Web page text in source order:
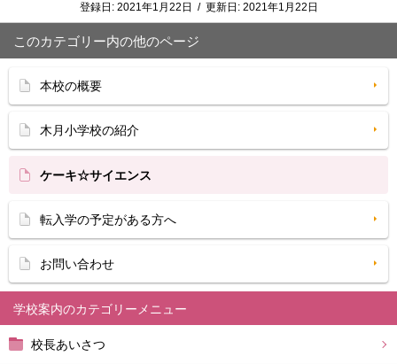
学校案内
校長あいさつ
登録日: 2021年1月22日 / 更新日: 2021年1月22日
このカテゴリー内の他のページ
本校の概要
木月小学校の紹介
ケーキ☆サイエンス
転入学の予定がある方へ
お問い合わせ